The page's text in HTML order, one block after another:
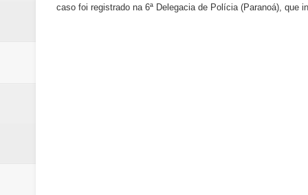
caso foi registrado na 6ª Delegacia de Polícia (Paranoá), que